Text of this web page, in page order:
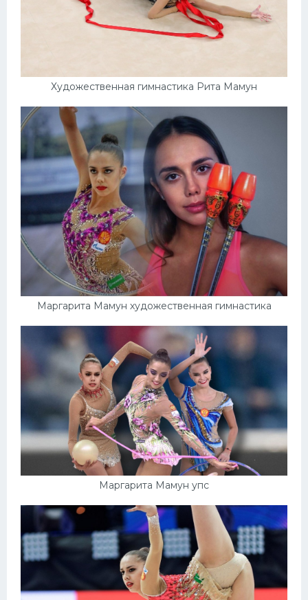
Художественная гимнастика Рита Мамун
Маргарита Мамун художественная гимнастика
Маргарита Мамун упс